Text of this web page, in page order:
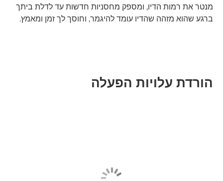
מנטר את רמות הדיו, ומספק מחסניות חדשות עד לדלת ביתך
ברגע שהוא מזהה שהדיו עומד להיגמר, וחוסך לך זמן ומאמץ.
הורדת עלויות הפעלה